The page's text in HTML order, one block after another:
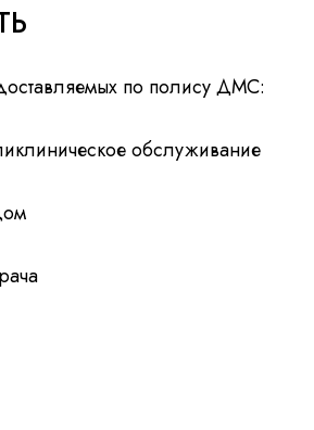
по полису ДМС:
обслуживание